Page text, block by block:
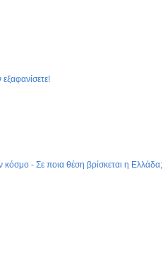
κόσμο - Σε ποια θέση βρίσκεται η Ελλάδα;